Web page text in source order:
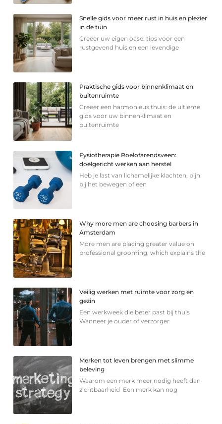
Snelle gids voor meer rust in huis en plezier
in de tuin
Creëer uw eigen oase: tips voor een
rustgevend huis en een levendige
Praktische gids voor binnenklimaat en
buitenruimte
Creëer een harmonieus thuis: de ultieme
gids voor uw binnenklimaat en
buitenruimte
Fysiotherapie Roelofarendsveen:
doelgericht werken aan herstel
Heb je last van lichamelijke klachten, pijn
bij het bewegen of een
Why more men are choosing barbers in
Amsterdam
More men are placing greater value on
professional grooming, which explains the
Veilig werken met ruimte voor zorg en
gezin
Een werkweek die beter past bij thuis
Wanneer je ouder of verzorger
Merken tot leven brengen met slimme
beleving
Waarom een merk meer nodig heeft dan
zichtbaarheid Een merk kan nog